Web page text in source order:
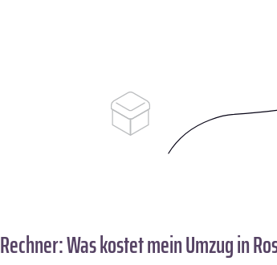
Rechner: Was kostet mein Umzug in